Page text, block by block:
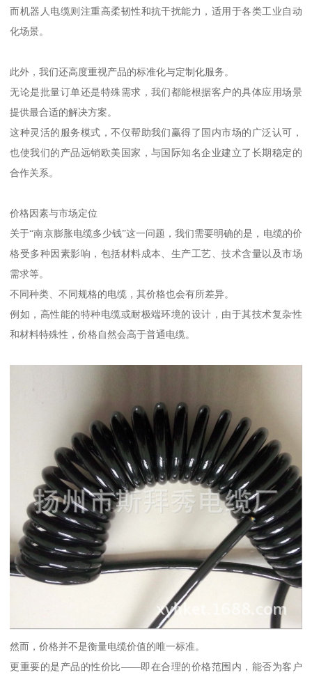
而机器人电缆则注重高柔韧性和抗干扰能力，适用于各类工业自动
化场景。
此外，我们还高度重视产品的标准化与定制化服务。
无论是批量订单还是特殊需求，我们都能根据客户的具体应用场景
提供最合适的解决方案。
这种灵活的服务模式，不仅帮助我们赢得了国内市场的广泛认可，
也使我们的产品远销欧美国家，与国际知名企业建立了长期稳定的
合作关系。
价格因素与市场定位
关于“南京膨胀电缆多少钱”这一问题，我们需要明确的是，电缆的价
格受多种因素影响，包括材料成本、生产工艺、技术含量以及市场
需求等。
不同种类、不同规格的电缆，其价格也会有所差异。
例如，高性能的特种电缆或耐极端环境的设计，由于其技术复杂性
和材料特殊性，价格自然会高于普通电缆。
然而，价格并不是衡量电缆价值的唯一标准。
更重要的是产品的性价比——即在合理的价格范围内，能否为客户